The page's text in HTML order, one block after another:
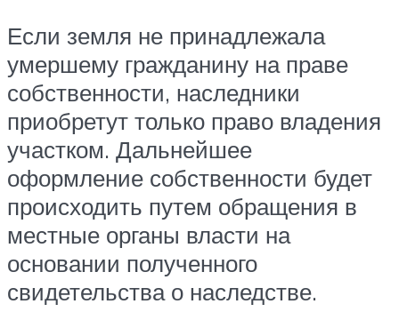
Если земля не принадлежала
умершему гражданину на праве
собственности, наследники
приобретут только право владения
участком. Дальнейшее
оформление собственности будет
происходить путем обращения в
местные органы власти на
основании полученного
свидетельства о наследстве.